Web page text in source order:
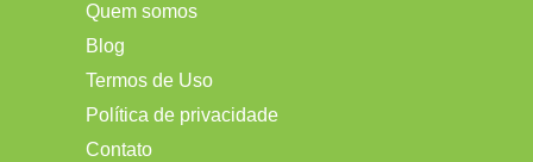
Quem somos
Blog
Termos de Uso
Política de privacidade
Contato